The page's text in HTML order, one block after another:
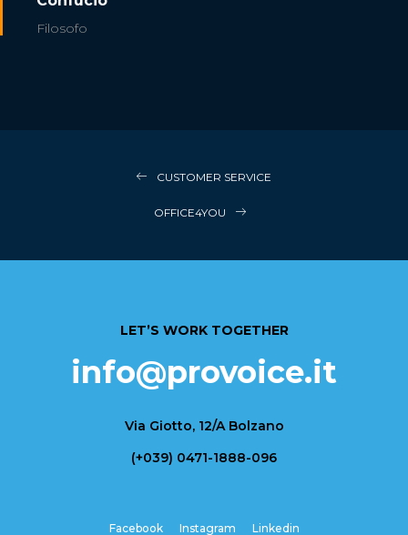
Filosofo
CUSTOMER SERVICE
OFFICE4YOU
LET’S WORK TOGETHER
info@provoice.it
Via Giotto, 12/A Bolzano
(+039) 0471-1888-096
Facebook Instagram Linkedin